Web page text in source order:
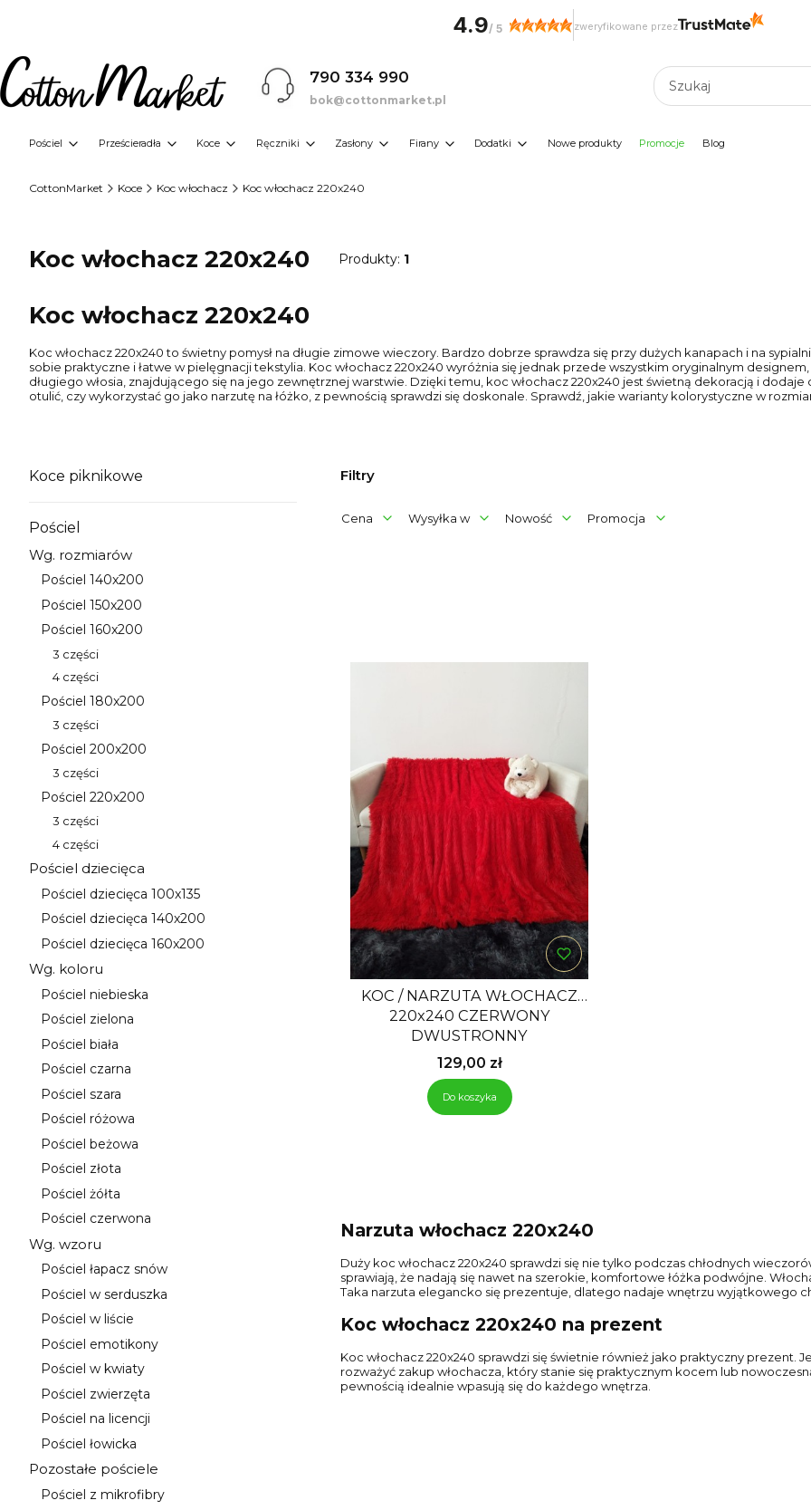
790 334 990
bok@cottonmarket.pl
Pościel Prześcieradła Koce Ręczniki Zasłony Firany Dodatki Nowe produkty Promocje Blog
CottonMarket Koce Koc włochacz Koc włochacz 220x240
Koc włochacz 220x240 Produkty: 1
Koc włochacz 220x240
Koc włochacz 220x240 to świetny pomysł na długie zimowe wieczory. Bardzo dobrze sprawdza się przy dużych kanapach i na
sobie praktyczne i łatwe w pielęgnacji tekstylia. Koc włochacz 220x240 wyróżnia się jednak przede wszystkim oryginalnym
długiego włosia, znajdującego się na jego zewnętrznej warstwie. Dzięki temu, koc włochacz 220x240 jest świetną dekoracją i
otulić, czy wykorzystać go jako narzutę na łóżko, z pewnością sprawdzi się doskonale. Sprawdź, jakie warianty kolorystyczne w
Kategoria - Koce piknikowe
Koce piknikowe
Kategoria - Pościel
Pościel
Kategoria - Wg. rozmiarów
Wg. rozmiarów
Kategoria - Pościel 140x200
Pościel 140x200
Kategoria - Pościel 150x200
Pościel 150x200
Kategoria - Pościel 160x200
Pościel 160x200
Kategoria - 3 części
3 części
Kategoria - 4 części
4 części
Kategoria - Pościel 180x200
Pościel 180x200
Kategoria - 3 części
3 części
Kategoria - Pościel 200x200
Pościel 200x200
Kategoria - 3 części
3 części
Kategoria - Pościel 220x200
Pościel 220x200
Kategoria - 3 części
3 części
Kategoria - 4 części
4 części
Kategoria - Pościel dziecięca
Pościel dziecięca
Kategoria - Pościel dziecięca 100x135
Pościel dziecięca 100x135
Kategoria - Pościel dziecięca 140x200
Pościel dziecięca 140x200
Kategoria - Pościel dziecięca 160x200
Pościel dziecięca 160x200
Kategoria - Wg. koloru
Wg. koloru
Kategoria - Pościel niebieska
Pościel niebieska
Kategoria - Pościel zielona
Pościel zielona
Kategoria - Pościel biała
Pościel biała
Kategoria - Pościel czarna
Pościel czarna
Kategoria - Pościel szara
Pościel szara
Kategoria - Pościel różowa
Pościel różowa
Kategoria - Pościel beżowa
Pościel beżowa
Kategoria - Pościel złota
Pościel złota
Kategoria - Pościel żółta
Pościel żółta
Kategoria - Pościel czerwona
Pościel czerwona
Kategoria - Wg. wzoru
Wg. wzoru
Kategoria - Pościel łapacz snów
Pościel łapacz snów
Kategoria - Pościel w serduszka
Pościel w serduszka
Kategoria - Pościel w liście
Pościel w liście
Kategoria - Pościel emotikony
Pościel emotikony
Kategoria - Pościel w kwiaty
Pościel w kwiaty
Kategoria - Pościel zwierzęta
Pościel zwierzęta
Kategoria - Pościel na licencji
Pościel na licencji
Kategoria - Pościel łowicka
Pościel łowicka
Kategoria - Pozostałe pościele
Pozostałe pościele
Kategoria - Pościel z mikrofibry
Pościel z mikrofibry
Filtry
Cena Wysyłka w Nowość Promocja
KOC / NARZUTA WŁOCHACZ
220x240 CZERWONY
DWUSTRONNY
Cena
129,00 zł
Do koszyka
Narzuta włochacz 220x240
Duży koc włochacz 220x240 sprawdzi się nie tylko podczas chłodnych
sprawiają, że nadają się nawet na szerokie, komfortowe łóżka podwójne.
Taka narzuta elegancko się prezentuje, dlatego nadaje wnętrzu wyjątkowego
Koc włochacz 220x240 na prezent
Koc włochacz 220x240 sprawdzi się świetnie również jako praktyczny prezent.
rozważyć zakup włochacza, który stanie się praktycznym kocem lub
pewnością idealnie wpasują się do każdego wnętrza.
4.9/ 5 zweryfikowane przez